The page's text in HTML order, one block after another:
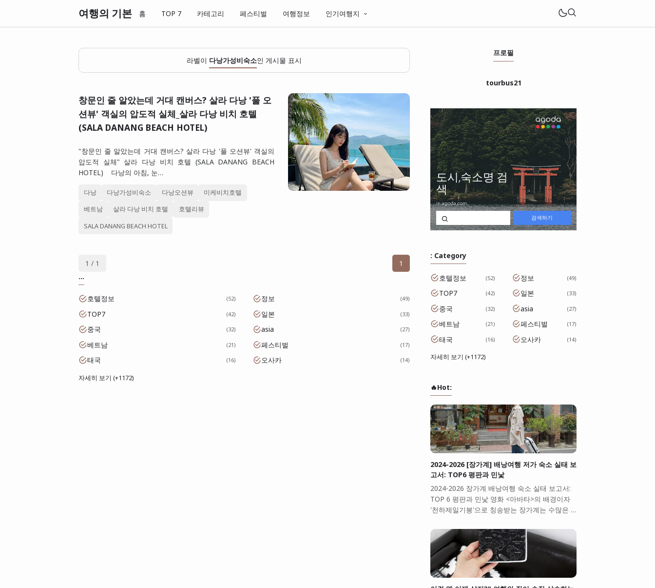
여행의 기본 홈 TOP 7 카테고리 페스티벌 여행정보 인기여행지
라벨이 다낭가성비숙소인 게시물 표시
창문인 줄 알았는데 거대 캔버스? 살라 다낭 '풀 오
션뷰' 객실의 압도적 실체_살라 다낭 비치 호텔
(SALA DANANG BEACH HOTEL)
"창문인 줄 알았는데 거대 캔버스? 살라 다낭 '풀 오션뷰' 객실의
압도적 실체" 살라 다낭 비치 호텔 (SALA DANANG BEACH
HOTEL) 다낭의 아침, 눈…
다낭 다낭가성비숙소 다낭오션뷰 미케비치호텔
베트남 살라 다낭 비치 호텔 호텔리뷰
SALA DANANG BEACH HOTEL
1 / 1
1
...
호텔정보 52 정보 49
TOP7 42 일본 33
중국 32 asia 27
베트남 21 페스티벌 17
태국 16 오사카 14
자세히 보기 (+1172)
프로필
tourbus21
: Category
호텔정보 52 정보 49
TOP7 42 일본 33
중국 32 asia 27
베트남 21 페스티벌 17
태국 16 오사카 14
자세히 보기 (+1172)
🔥Hot:
2024-2026 [장가계] 배낭여행 저가 숙소 실태 보
고서: TOP6 평판과 민낯
2024-2026 장가계 배낭여행 숙소 실태 보고서:
TOP 6 평판과 민낯 영화 <아바타>의 배경이자
'천하제일기봉'으로 칭송받는 장가계는 수많은 …